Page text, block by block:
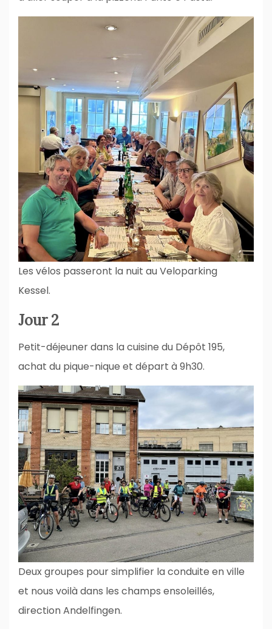
Les vélos passeront la nuit au Veloparking
Kessel.
Jour 2
Petit-déjeuner dans la cuisine du Dépôt 195,
achat du pique-nique et départ à 9h30.
Deux groupes pour simplifier la conduite en ville
et nous voilà dans les champs ensoleillés,
direction Andelfingen.